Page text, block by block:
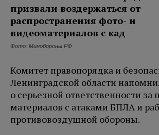
Фото: Минобороны РФ
Комитет правопорядка и
Ленинградской области
о серьезной ответственности за
материалов с атаками БПЛА и
противовоздушной обороны.